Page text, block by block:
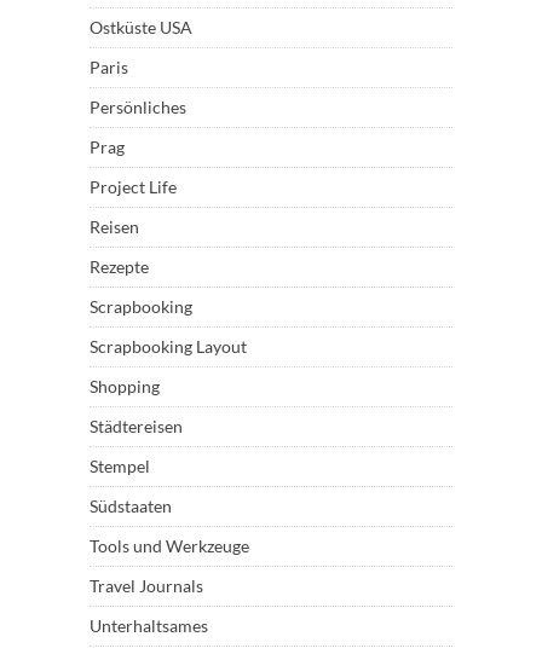
Ostküste USA
Paris
Persönliches
Prag
Project Life
Reisen
Rezepte
Scrapbooking
Scrapbooking Layout
Shopping
Städtereisen
Stempel
Südstaaten
Tools und Werkzeuge
Travel Journals
Unterhaltsames